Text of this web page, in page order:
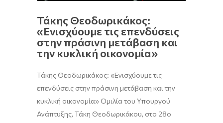
Τάκης Θεοδωρικάκος:
«Ενισχύουμε τις επενδύσεις
στην πράσινη μετάβαση και
την κυκλική οικονομία»
Τάκης Θεοδωρικάκος: «Ενισχύουμε τις
επενδύσεις στην πράσινη μετάβαση και την
κυκλική οικονομία» Oμιλία του Υπουργού
Ανάπτυξης, Τάκη Θεοδωρικάκου, στο 28ο